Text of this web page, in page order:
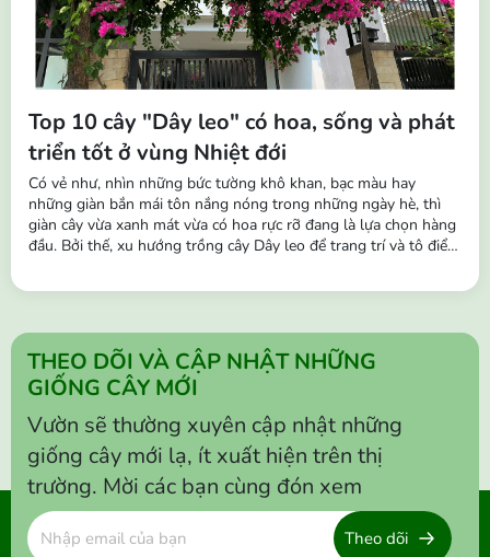
Top 10 cây "Dây leo" có hoa, sống và phát
triển tốt ở vùng Nhiệt đới
Có vẻ như, nhìn những bức tường khô khan, bạc màu hay
những giàn bắn mái tôn nắng nóng trong những ngày hè, thì
giàn cây vừa xanh mát vừa có hoa rực rỡ đang là lựa chọn hàng
đầu. Bởi thế, xu hướng trồng cây Dây leo để trang trí và tô điểm
buông rủ leo tường, hàng rào, ban công,… vô cùng sinh động,
THEO DÕI VÀ CẬP NHẬT NHỮNG
GIỐNG CÂY MỚI
Vườn sẽ thường xuyên cập nhật những
giống cây mới lạ, ít xuất hiện trên thị
trường. Mời các bạn cùng đón xem
Theo dõi